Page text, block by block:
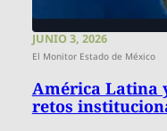
JUNIO 3, 2026
El Monitor Estado de México
América Latina
retos